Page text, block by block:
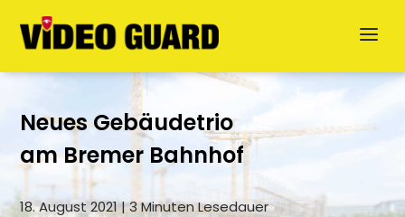
Neues Gebäudetrio
am Bremer Bahnhof
18. August 2021 | 3 Minuten Lesedauer